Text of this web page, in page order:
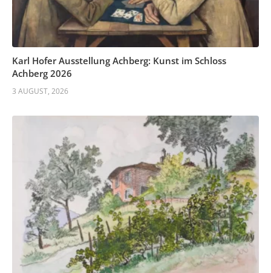
Karl Hofer Ausstellung Achberg: Kunst im Schloss
Achberg 2026
3 AUGUST, 2026